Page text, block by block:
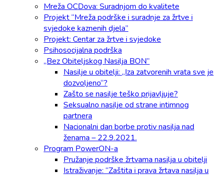
Mreža OCDova: Suradnjom do kvalitete
Projekt “Mreža podrške i suradnje za žrtve i
svjedoke kaznenih djela”
Projekt: Centar za žrtve i svjedoke
Psihosocijalna podrška
„Bez Obiteljskog Nasilja BON”
Nasilje u obitelji: „Iza zatvorenih vrata sve je
dozvoljeno“?
Zašto se nasilje teško prijavljuje?
Seksualno nasilje od strane intimnog
partnera
Nacionalni dan borbe protiv nasilja nad
ženama – 22.9.2021.
Program PowerON-a
Pružanje podrške žrtvama nasilja u obitelji
Istraživanje: “Zaštita i prava žrtava nasilja u